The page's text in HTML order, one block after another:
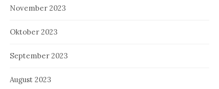
November 2023
Oktober 2023
September 2023
August 2023